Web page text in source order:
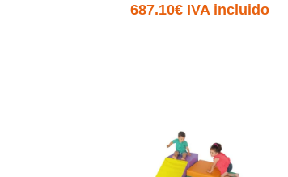
687.10€ IVA incluido